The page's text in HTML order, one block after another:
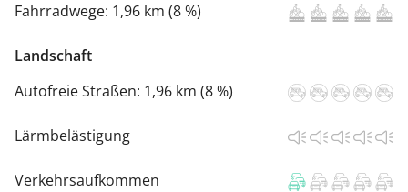
Fahrradwege: 1,96 km (8 %)
Landschaft
Autofreie Straßen: 1,96 km (8 %)
Lärmbelästigung
Verkehrsaufkommen